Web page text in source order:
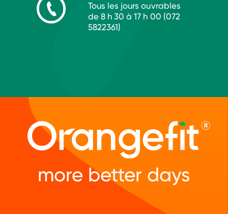
Tous les jours ouvrables
de 8 h 30 à 17 h 00 (072
5822361)
more better days